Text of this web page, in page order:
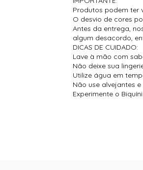
Produtos podem ter
O desvio de cores
Antes da entrega,
algum desacordo,
DICAS DE CUIDADO:
Lave à mão com
Não deixe sua
Utilize água em
Não use alvejantes
Experimente o